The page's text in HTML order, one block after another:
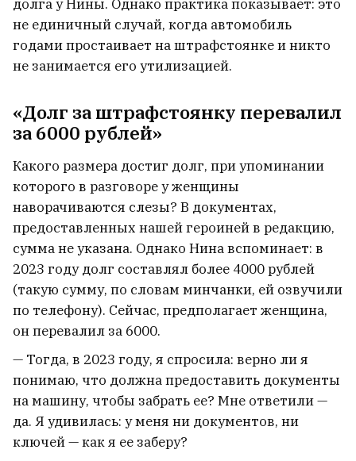
долга у Нины. Однако практика показывает: это
не единичный случай, когда автомобиль
годами простаивает на штрафстоянке и никто
не занимается его утилизацией.
«Долг за штрафстоянку перевалил
за 6000 рублей»
Какого размера достиг долг, при упоминании
которого в разговоре у женщины
наворачиваются слезы? В документах,
предоставленных нашей героиней в редакцию,
сумма не указана. Однако Нина вспоминает: в
2023 году долг составлял более 4000 рублей
(такую сумму, по словам минчанки, ей озвучили
по телефону). Сейчас, предполагает женщина,
он перевалил за 6000.
— Тогда, в 2023 году, я спросила: верно ли я
понимаю, что должна предоставить документы
на машину, чтобы забрать ее? Мне ответили —
да. Я удивилась: у меня ни документов, ни
ключей — как я ее заберу?